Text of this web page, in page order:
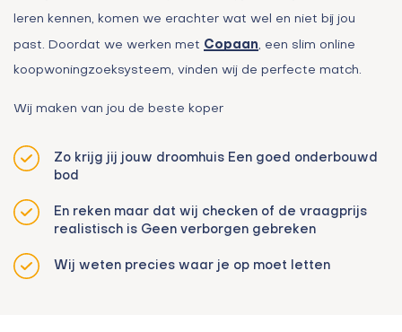
leren kennen, komen we erachter wat wel en niet bij jou
past. Doordat we werken met Copaan , een slim online
koopwoningzoeksysteem, vinden wij de perfecte match.
Wij maken van jou de beste koper
Zo krijg jij jouw droomhuis Een goed onderbouwd
bod
En reken maar dat wij checken of de vraagprijs
realistisch is Geen verborgen gebreken
Wij weten precies waar je op moet letten